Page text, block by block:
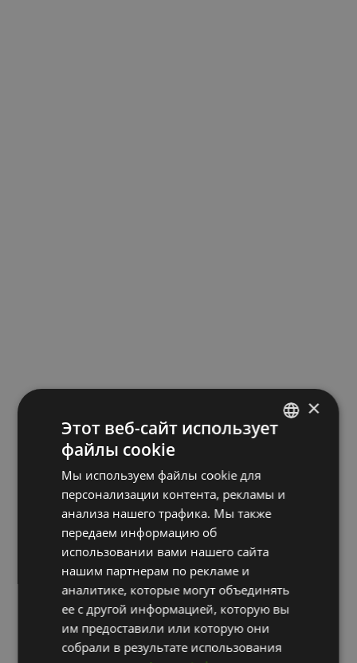
×
Этот веб-сайт использует
файлы cookie
Мы используем файлы cookie для
персонализации контента, рекламы и
анализа нашего трафика. Мы также
передаем информацию об
использовании вами нашего сайта
нашим партнерам по рекламе и
аналитике, которые могут объединять
ее с другой информацией, которую вы
им предоставили или которую они
собрали в результате использования